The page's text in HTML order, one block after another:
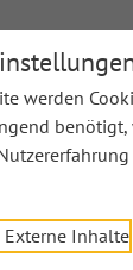
werden
benötigt,
Externe Inhalte
Brandenburg
Bildungsserver